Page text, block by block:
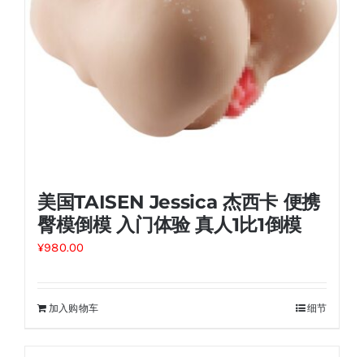
美国TAISEN Jessica 杰西卡 便携
臀模倒模 入门体验 真人1比1倒模
¥980.00
加入购物车 细节